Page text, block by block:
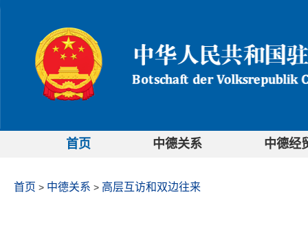
首页 中德关系 中德经
首页 > 中德关系 > 高层互访和双边往来